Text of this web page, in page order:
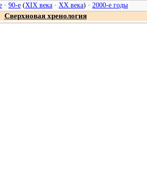
· 90-е (XIX века · XX века) · 2000-е годы
Сверхновая хренология